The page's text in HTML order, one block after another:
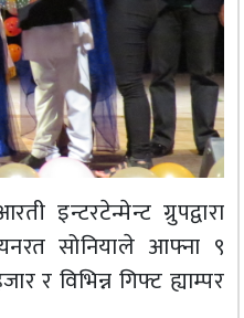
इन्टरटेन्मेन्ट ग्रुपद्वारा
सोनियाले आफ्ना ९
र विभिन्न गिफ्ट ह्याम्पर